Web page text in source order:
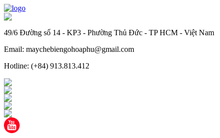
49/6 Đường số 14 - KP3 - Phường Thủ Đức - TP HCM - Việt Nam
Email: maychebiengohoaphu@gmail.com
Hotline: (+84) 913.813.412